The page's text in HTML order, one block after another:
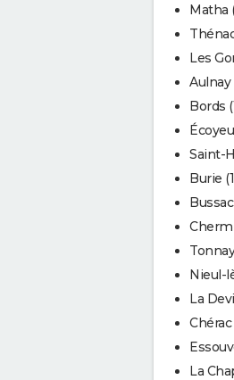
Matha
Les
Aulnay
Bords
Saint-
Burie
Nieul-
La
Chérac
La